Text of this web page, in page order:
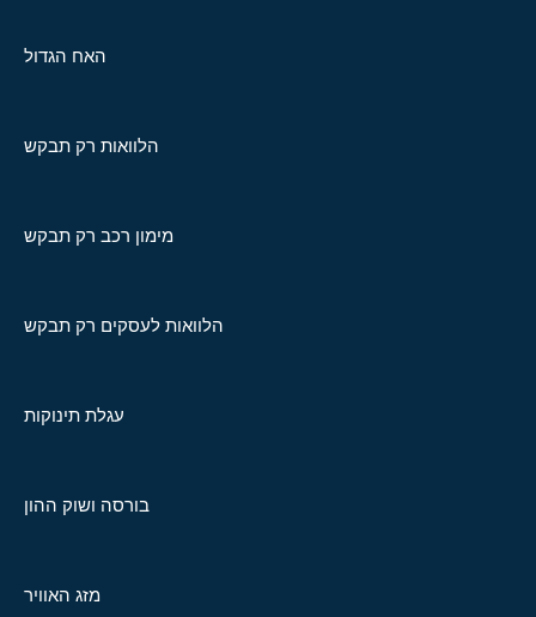
האח הגדול
הלוואות רק תבקש
מימון רכב רק תבקש
הלוואות לעסקים רק תבקש
עגלת תינוקות
בורסה ושוק ההון
מזג האוויר